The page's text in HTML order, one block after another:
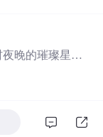
晚的璀璨星空